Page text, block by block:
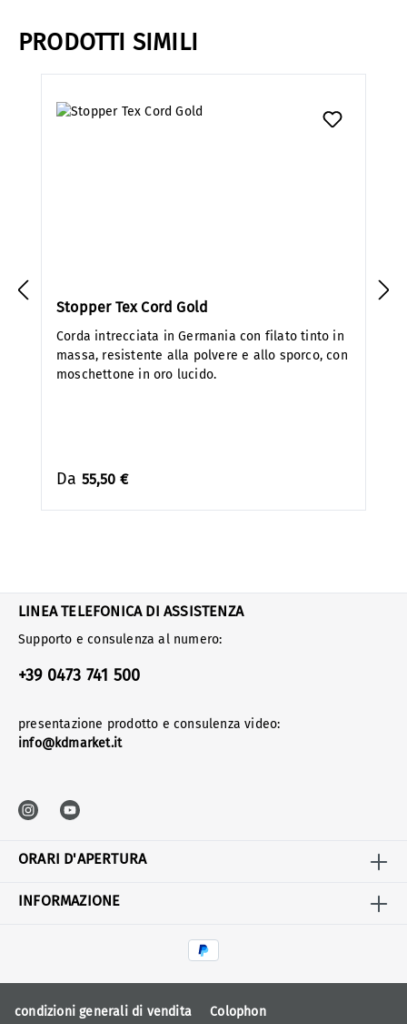
PRODOTTI SIMILI
Stopper Tex Cord Gold
Corda intrecciata in Germania con filato tinto in
massa, resistente alla polvere e allo sporco, con
moschettone in oro lucido.
Da 55,50 €
LINEA TELEFONICA DI ASSISTENZA
Supporto e consulenza al numero:
+39 0473 741 500
presentazione prodotto e consulenza video:
info@kdmarket.it
ORARI D'APERTURA
INFORMAZIONE
condizioni generali di vendita Colophon